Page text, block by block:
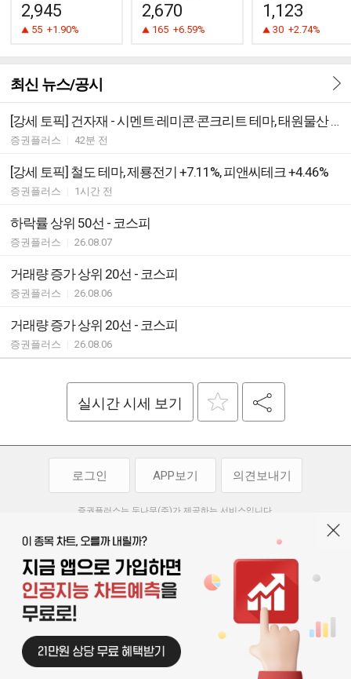
2,945
55 +1.90%
2,670
165 +6.59%
1,123
30 +2.74%
최신 뉴스/공시
[강세 토픽] 건자재 - 시멘트·레미콘·콘크리트 테마, 태원물산 +6.59%, 서산 +6.19%
증권플러스 42분 전
[강세 토픽] 철도 테마, 제룡전기 +7.11%, 피앤씨테크 +4.46%
증권플러스 1시간 전
하락률 상위 50선 - 코스피
증권플러스 26.08.07
거래량 증가 상위 20선 - 코스피
증권플러스 26.08.06
거래량 증가 상위 20선 - 코스피
증권플러스 26.08.06
실시간 시세 보기
로그인 APP보기 의견보내기
증권플러스는 두나무(주)가 제공하는 서비스입니다.
투자 참고사항이며, 정보 제공 과정에서 오류나 지연이 발생할 수 있습니다.
두나무(주)는 제공된 정보에 의한 투자 결과에 대하여 법적인 책임을
부담하지 않습니다. 본 서비스에서 제공되는 정보의 무단 배포를 금합니다.
이용약관 | 청소년보호정책 개인정보처리방침
기사배열 기본방침 | 고객센터 |
오픈소스 라이선스
서울특별시 서초구 강남대로 369, 15층
사업자 등록번호 119-86-54968
|
기사배열 책임자 : 박동규
© 두나무 주식회사